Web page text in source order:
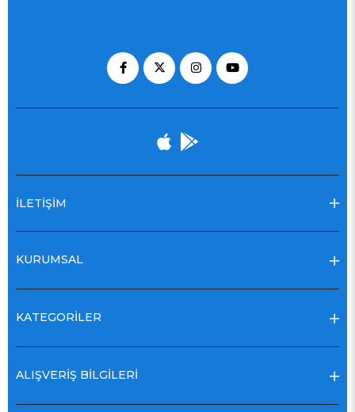
İLETİŞİM
KURUMSAL
KATEGORİLER
ALIŞVERİŞ BİLGİLERİ